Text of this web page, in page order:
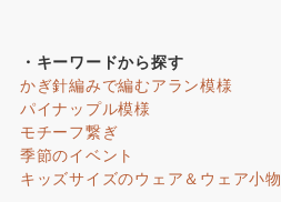
・キーワードから探す
かぎ針編みで編むアラン模様
パイナップル模様
モチーフ繋ぎ
季節のイベント
キッズサイズのウェア＆ウェア小物